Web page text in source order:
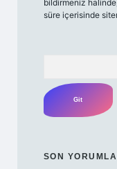
bildirmeniz
süre içerisinde
SON